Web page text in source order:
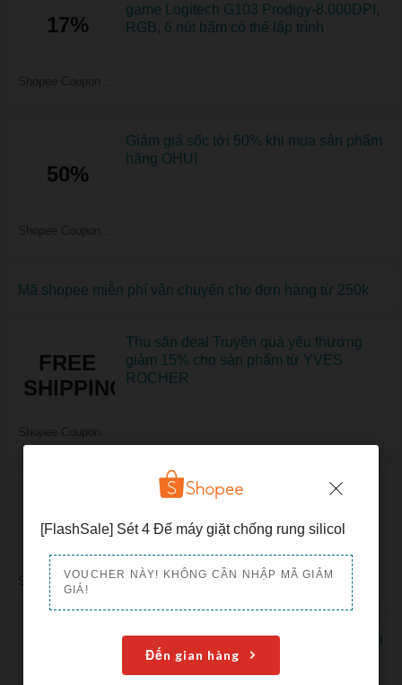
17%
game Logitech G103 Prodigy-8.000DPI,
RGB, 6 nút bấm có thể lập trình
50%
Giảm giá sốc tới 50% khi mua sản phẩm
hãng OHUI
Mã shopee miễn phí vận chuyển cho đơn hàng từ 250k
FREE
SHIPPING
Thu săn deal Truyền quà yêu thương
giảm 15% cho sản phẩm từ YVES
ROCHER
NHẤT
Shopee Coupons
[Giá rẻ Nhất] Ghế nhún cho bé đa năng
trẻ ngủ
Mã giảm giá 7% khi mua Bộ vi xử lý Intel
Core i3-9100F Full Box (3.6Ghz, 4 nhân
4 luồng, 6MB Cache, 65W)-LGA 1151
[FlashSale] Sét 4 Đế máy giặt chống rung silicol
VOUCHER NÀY! KHÔNG CẦN NHẬP MÃ GIẢM
GIÁ!
Đến gian hàng